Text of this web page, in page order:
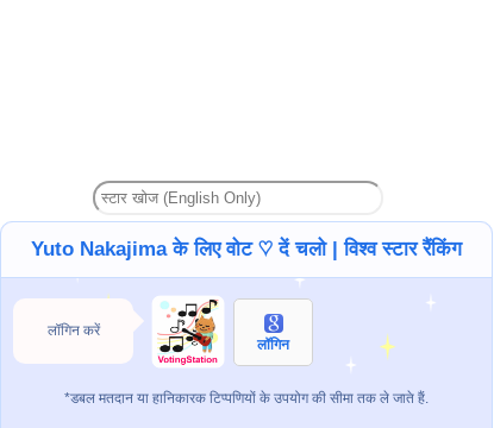
Yuto Nakajima के लिए वोट ♡ दें चलो | विश्व स्टार रैंकिंग
लॉगिन करें
लॉगिन
*डबल मतदान या हानिकारक टिप्पणियों के उपयोग की सीमा तक ले जाते हैं.
だけ。。。いつまでも
行きたいつまらない人
ってＴＶの世界に居る
からね。本当の私はす
ごくハイレベルなの
に。だからこそすべて
みんな山Ｐを信じて
ね。そしてジャニーズ
じてね。この世界で二
度とないたった一つの